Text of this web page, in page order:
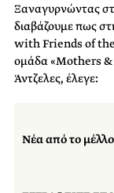
Ξαναγυρνώντας
διαβάζουμε πως
with Friends of the
ομάδα «Mothers
Άντζελες, έλεγε:
Νέα από το